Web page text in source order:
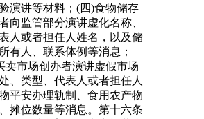
演讲等材料；(四)食物储存
向监管部分演讲虚化名称、
人或者担任人姓名，以及储
有人、联系体例等消息；
卖市场创办者演讲虚假市场
、类型、代表人或者担任人
平安办理轨制、食用农产物
摊位数量等消息。第十六条